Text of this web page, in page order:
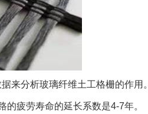
来分析玻璃纤维土工格栅的作用。
疲劳寿命的延长系数是4-7年。